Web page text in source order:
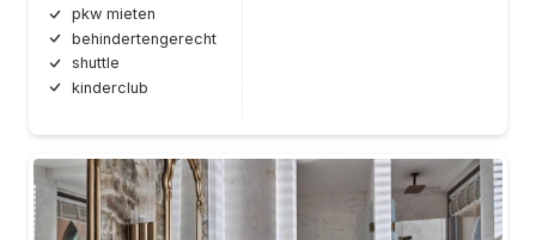
pkw mieten
behindertengerecht
shuttle
kinderclub